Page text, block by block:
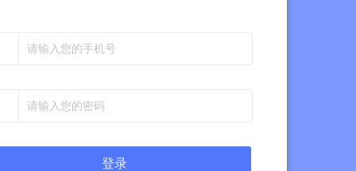
登录